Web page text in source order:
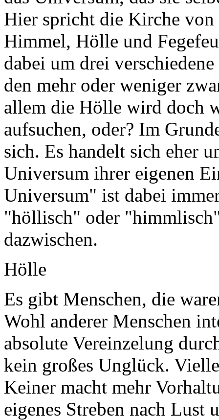
Hier spricht die Kirche von
Himmel, Hölle und
dabei um drei
den mehr oder weniger
allem die Hölle wird doch
aufsuchen, oder? Im
sich. Es handelt sich eher
Universum ihrer eigenen
Universum" ist dabei
"höllisch" oder
dazwischen.
Hölle
Es gibt Menschen, die
Wohl anderer Menschen
absolute Vereinzelung
kein großes Unglück.
Keiner macht mehr
eigenes Streben nach Lust